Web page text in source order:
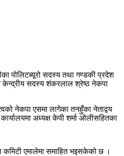
पोलिटब्यूरो सदस्य तथा गण्डकी प्रदेश
केन्द्रीय सदस्य शंकरलाल श्रेष्ठ नेकपा
नेकपा एसमा लागेका तनहुँका नेताद्वय
अध्यक्ष केपी शर्मा अ‍ोलीसहितका
एमालेमा समाहित भइसकेको छ ।